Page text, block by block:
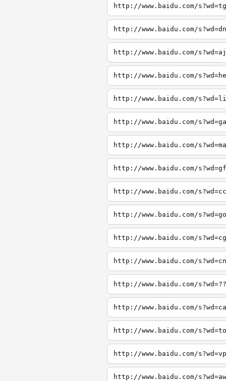
http://www.baidu.com/s?wd=tg
http://www.baidu.com/s?wd=dn
http://www.baidu.com/s?wd=aj
http://www.baidu.com/
http://www.baidu.com/
http://www.baidu.com/
http://www.baidu.com/
http://www.baidu.com/
http://www.baidu.com/
http://www.baidu.com/
http://www.baidu.com/
http://www.baidu.com/
http://www.baidu.com/
http://www.baidu.com/
http://www.baidu.com/
http://www.baidu.com/
http://www.baidu.com/